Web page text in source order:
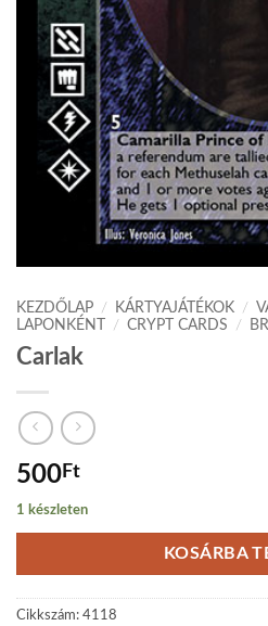
KEZDŐLAP / KÁRTYAJÁTÉKOK /
LAPONKÉNT
/ CRYPT CARDS /
Carlak
500Ft
1 készleten
KOSÁRBA
Cikkszám: 4118